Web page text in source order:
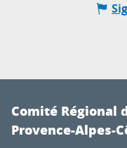
Comité Régional
Provence-Alpes-